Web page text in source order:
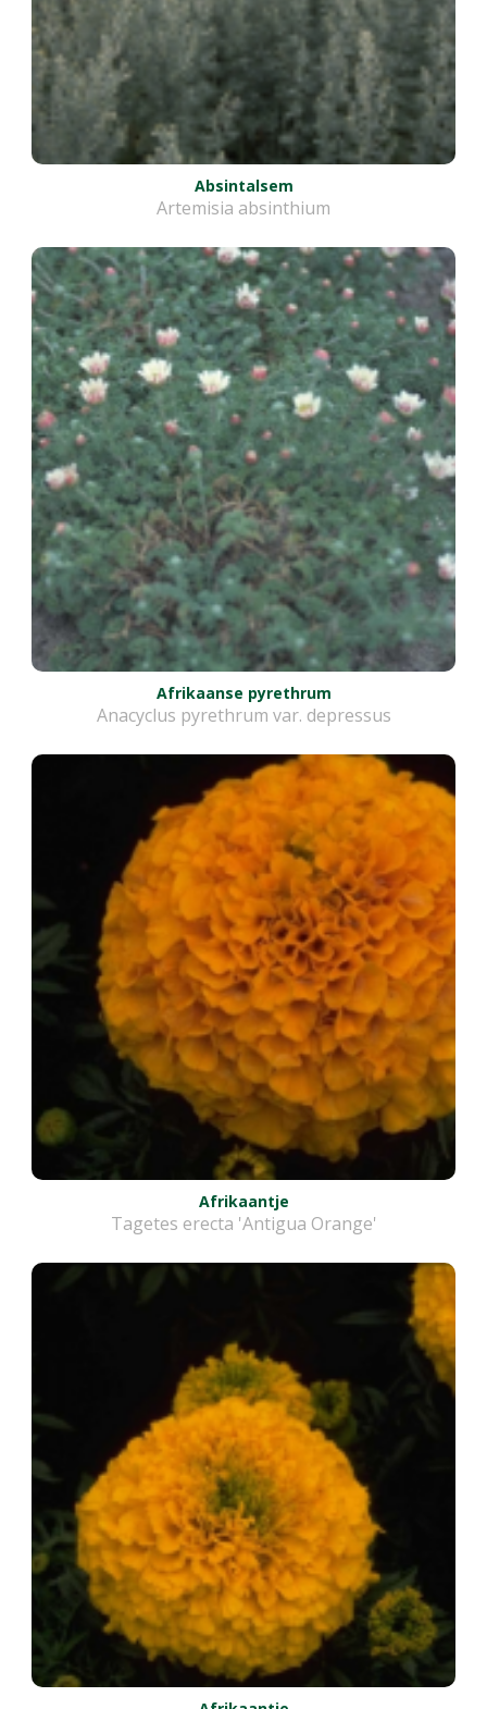
Absintalsem
Artemisia absinthium
Afrikaanse pyrethrum
Anacyclus pyrethrum var. depressus
Afrikaantje
Tagetes erecta 'Antigua Orange'